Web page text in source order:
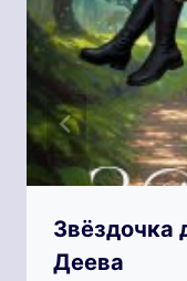
Звёздочка
Деева